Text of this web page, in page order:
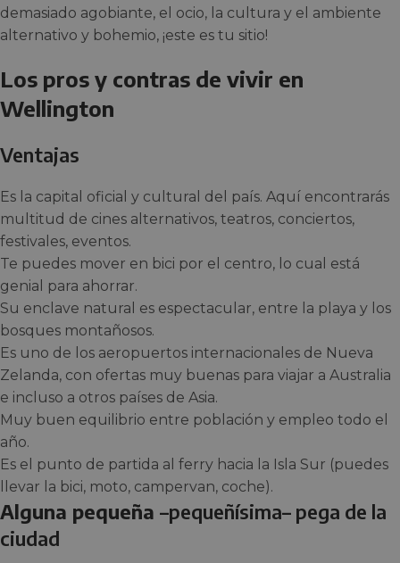
demasiado agobiante, el ocio, la cultura y el ambiente
alternativo y bohemio, ¡este es tu sitio!
Los pros y contras de vivir en
Wellington
Ventajas
Es la capital oficial y cultural del país. Aquí encontrarás
multitud de cines alternativos, teatros, conciertos,
festivales, eventos.
Te puedes mover en bici por el centro, lo cual está
genial para ahorrar.
Su enclave natural es espectacular, entre la playa y los
bosques montañosos.
Es uno de los aeropuertos internacionales de Nueva
Zelanda, con ofertas muy buenas para viajar a Australia
e incluso a otros países de Asia.
Muy buen equilibrio entre población y empleo todo el
año.
Es el punto de partida al ferry hacia la Isla Sur (puedes
llevar la bici, moto, campervan, coche).
Alguna pequeña –pequeñísima– pega de la
ciudad